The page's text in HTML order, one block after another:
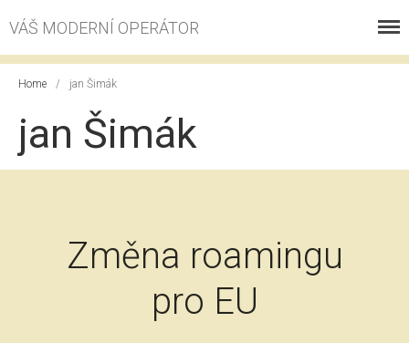
INTERNET
PROČ S NÁMI
KE STAŽENÍ
VÁŠ MODERNÍ OPERÁTOR
Home / jan Šimák
jan Šimák
Změna roamingu
pro EU